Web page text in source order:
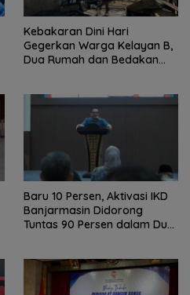
Kebakaran Dini Hari
Gegerkan Warga Kelayan B,
Dua Rumah dan Bedakan
Baru 10 Persen, Aktivasi IKD
Banjarmasin Didorong
Tuntas 90 Persen dalam Dua